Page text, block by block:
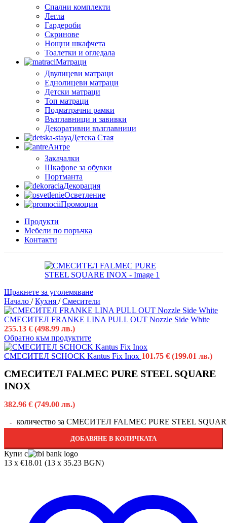
Спални комплекти
Легла
Гардероби
Скринове
Нощни шкафчета
Тоалетки и огледала
Матраци
Двулицеви матраци
Еднолицеви матраци
Детски матраци
Топ матраци
Подматрачни рамки
Възглавници и завивки
Декоративни възглавници
Детска Стая
Антре
Закачалки
Шкафове за обувки
Портманта
Декорация
Осветление
Промоции
Продукти
Мебели по поръчка
Контакти
Щракнете за уголемяване
Начало / Кухня / Смесители
СМЕСИТЕЛ FRANKE LINA PULL OUT Nozzle Side White
255.13 € (498.99 лв.)
Обратно към продуктите
СМЕСИТЕЛ SCHOCK Kantus Fix Inox 101.75 € (199.01 лв.)
СМЕСИТЕЛ FALMEC PURE STEEL SQUARE
INOX
382.96 € (749.00 лв.)
количество за СМЕСИТЕЛ FALMEC PURE STEEL
ДОБАВЯНЕ В КОЛИЧКАТА
Купи с
13 x €18.01 (13 x 35.23 BGN)